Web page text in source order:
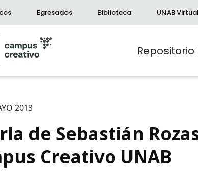
Egresados Biblioteca UNAB Virtual
2013
de Sebastián
Creativo UNAB
Búsqueda Avanzada